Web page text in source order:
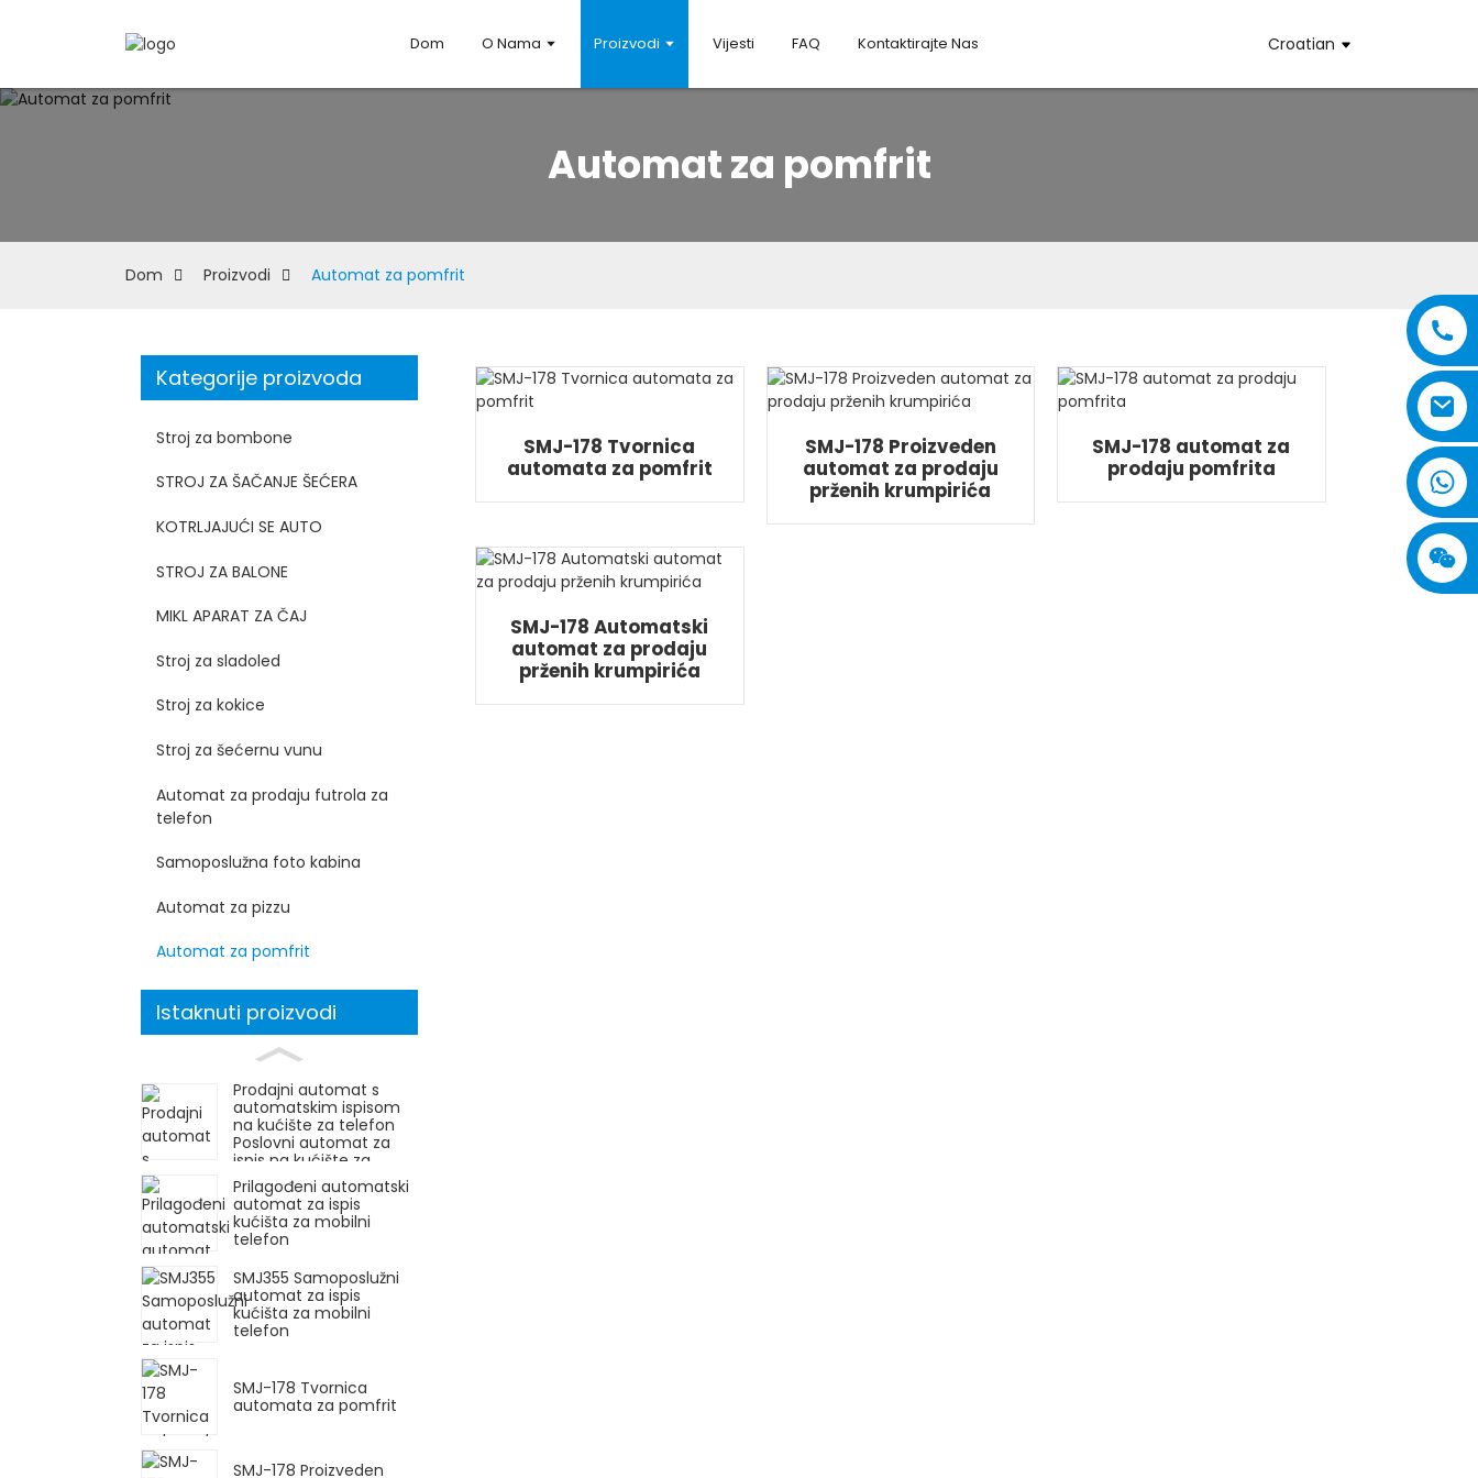
Dom O Nama Proizvodi Vijesti FAQ Kontaktirajte Nas Croatian
Automat za pomfrit
Dom Proizvodi Automat za pomfrit
Kategorije proizvoda
Stroj za bombone
STROJ ZA ŠAČANJE ŠEĆERA
KOTRLJAJUĆI SE AUTO
STROJ ZA BALONE
MIKL APARAT ZA ČAJ
Stroj za sladoled
Stroj za kokice
Stroj za šećernu vunu
Automat za prodaju futrola za
telefon
Samoposlužna foto kabina
Automat za pizzu
Automat za pomfrit
Istaknuti proizvodi
Prodajni automat s
automatskim ispisom
na kućište za telefon
Poslovni automat za
ispis na kućište za
telefon
Prilagođeni automatski
automat za ispis
kućišta za mobilni
telefon
SMJ355 Samoposlužni
automat za ispis
kućišta za mobilni
telefon
SMJ-178 Tvornica
automata za pomfrit
SMJ-178 Proizveden
SMJ-178 Tvornica
automata za pomfrit
SMJ-178 Proizveden
automat za prodaju
prženih krumpirića
SMJ-178 automat za
prodaju pomfrita
SMJ-178 Automatski
automat za prodaju
prženih krumpirića